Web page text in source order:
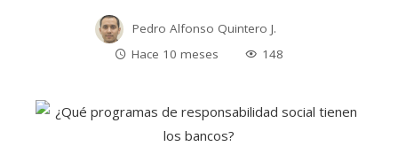
Pedro Alfonso Quintero J.
Hace 10 meses
148